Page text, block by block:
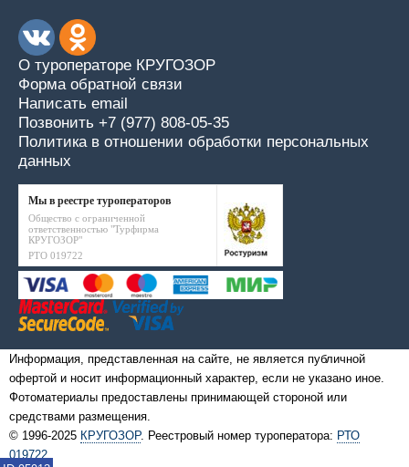
О туроператоре КРУГОЗОР
Форма обратной связи
Написать email
Позвонить +7 (977) 808-05-35
Политика в отношении обработки персональных
данных
Мы в реестре туроператоров
Общество с ограниченной
ответственностью "Турфирма
КРУГОЗОР"
РТО 019722
Информация, представленная на сайте, не является публичной
офертой и носит информационный характер, если не указано иное.
Фотоматериалы предоставлены принимающей стороной или
средствами размещения.
© 1996-2025 КРУГОЗОР. Реестровый номер туроператора: РТО
019722